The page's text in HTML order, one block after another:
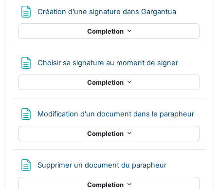
Création d'une signature dans GargantuaPage
Completion
Choisir sa signature au moment de signerPage
Completion
Modification d'un document dans le parapheurPage
Completion
Supprimer un document du parapheurPage
Completion